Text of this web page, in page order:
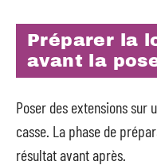
Préparer la
avant la
Poser des extensions
casse. La phase de
résultat avant après.